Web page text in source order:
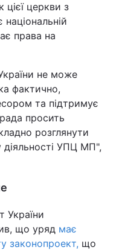
цієї церкви з
права на
не може
фактично,
та підтримує
просить
розглянути
УПЦ МП",
України
що уряд має
законопроект, що